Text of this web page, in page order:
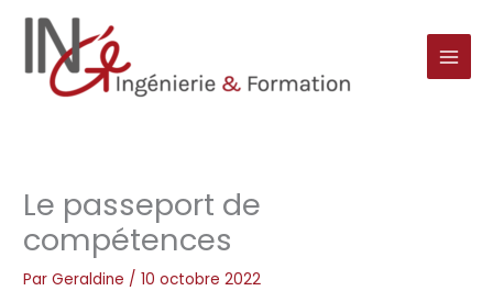
contenu
Le passeport de
compétences
ParGeraldine /10 octobre 2022